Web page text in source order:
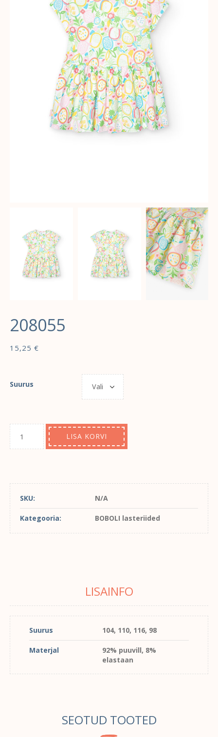
208055
15,25 €
Suurus
LISA KORVI
SKU: N/A
Kategooria: BOBOLI lasteriided
LISAINFO
Suurus 104, 110, 116, 98
Materjal
92% puuvill, 8%
elastaan
SEOTUD TOOTED